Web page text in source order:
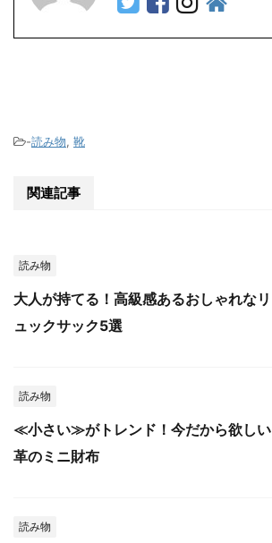
-読み物, 靴
関連記事
読み物
大人が持てる！高級感あるおしゃれなリ
ュックサック5選
読み物
≪小さい≫がトレンド！今だから欲しい
革のミニ財布
読み物